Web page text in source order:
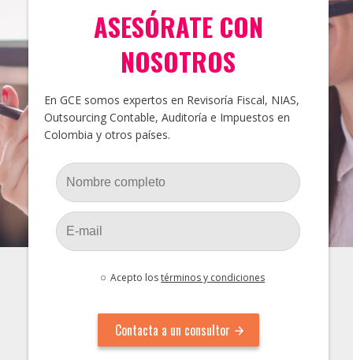
ASESÓRATE CON
NOSOTROS
En GCE somos expertos en Revisoría Fiscal, NIAS,
Outsourcing Contable, Auditoría e Impuestos en
Colombia y otros países.
Acepto lostérminos y condiciones